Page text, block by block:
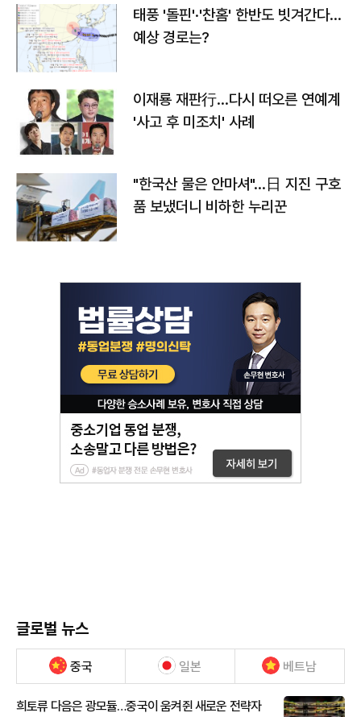
태풍 '돌핀'·'찬홈' 한반도 빗겨간다…
예상 경로는?
이재룡 재판行…다시 떠오른 연예계
'사고 후 미조치' 사례
"한국산 물은 안마셔"…日 지진 구호
품 보냈더니 비하한 누리꾼
글로벌 뉴스
중국 일본 베트남
희토류 다음은 광모듈…중국이 움켜쥔 새로운 전략자